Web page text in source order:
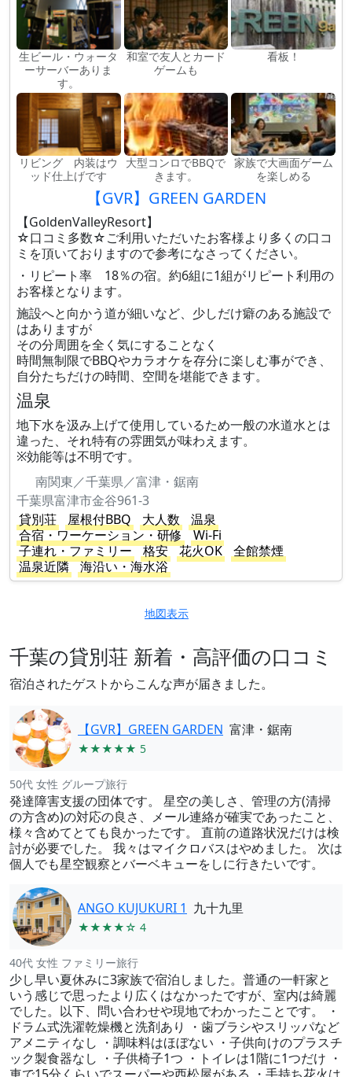
生ビール・ウォータ
ーサーバーありま
す。
和室で友人とカード
ゲームも
看板！
リビング 内装はウ
ッド仕上げです
大型コンロでBBQで
きます。
家族で大画面ゲーム
を楽しめる
【GVR】GREEN GARDEN
【GoldenValleyResort】
☆口コミ多数☆ご利用いただいたお客様より多くの口コ
ミを頂いておりますので参考になさってください。
・リピート率 18％の宿。約6組に1組がリピート利用の
お客様となります。
施設へと向かう道が細いなど、少しだけ癖のある施設で
はありますが
その分周囲を全く気にすることなく
時間無制限でBBQやカラオケを存分に楽しむ事ができ、
自分たちだけの時間、空間を堪能できます。
温泉
地下水を汲み上げて使用しているため一般の水道水とは
違った、それ特有の雰囲気が味わえます。
※効能等は不明です。
南関東／千葉県／富津・鋸南
千葉県富津市金谷961-3
貸別荘
屋根付BBQ 大人数
温泉
合宿・ワーケーション・研修
Wi-Fi
子連れ・ファミリー
格安 花火OK
全館禁煙
温泉近隣
海沿い・海水浴
地図表示
千葉の貸別荘 新着・高評価の口コミ
宿泊されたゲストからこんな声が届きました。
【GVR】GREEN GARDEN 富津・鋸南
★★★★★ 5
50代 女性 グループ旅行
発達障害支援の団体です。 星空の美しさ、管理の方(清掃
の方含め)の対応の良さ、メール連絡が確実であったこと、
様々含めてとても良かったです。 直前の道路状況だけは検
討が必要でした。 我々はマイクロバスはやめました。 次は
個人でも星空観察とバーベキューをしに行きたいです。
ANGO KUJUKURI 1 九十九里
★★★★☆ 4
40代 女性 ファミリー旅行
少し早い夏休みに3家族で宿泊しました。普通の一軒家と
いう感じで思ったより広くはなかったですが、室内は綺麗
でした。以下、問い合わせや現地でわかったことです。 ・
ドラム式洗濯乾燥機と洗剤あり ・歯ブラシやスリッパなど
アメニティなし ・調味料はほぼない ・子供向けのプラスチ
ック製食器なし ・子供椅子1つ ・トイレは1階に1つだけ ・